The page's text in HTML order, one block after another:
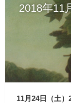
2018年11
11月24日（土）